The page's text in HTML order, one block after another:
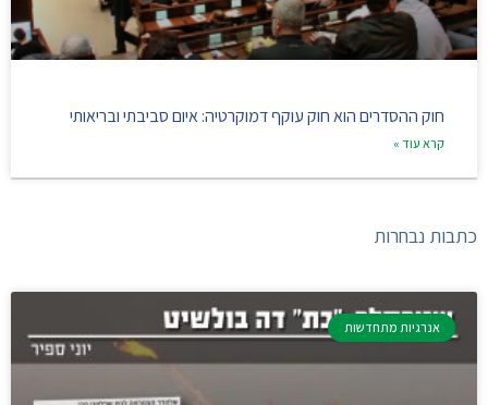
חוק ההסדרים הוא חוק עוקף דמוקרטיה: איום סביבתי ובריאותי
קרא עוד »
כתבות נבחרות
אנרגיות מתחדשות